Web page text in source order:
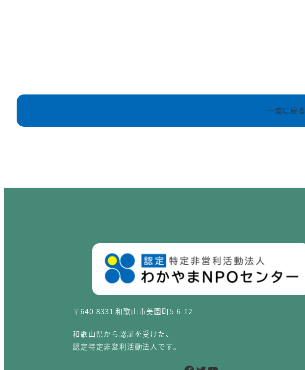
一覧に戻る
〒640-8331 和歌山市美園町5-6-12
和歌山県から認証を受けた、
認定特定非営利活動法人です。